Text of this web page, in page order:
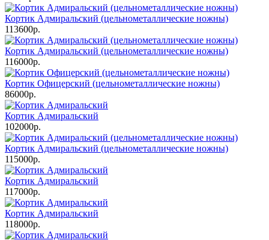
Кортик Адмиральский (цельнометаллические ножны)
113600р.
Кортик Адмиральский (цельнометаллические ножны)
116000р.
Кортик Офицерский (цельнометаллические ножны)
86000р.
Кортик Адмиральский
102000р.
Кортик Адмиральский (цельнометаллические ножны)
115000р.
Кортик Адмиральский
117000р.
Кортик Адмиральский
118000р.